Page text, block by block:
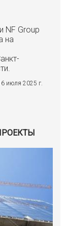
NF Group
на
июля 2025 г.